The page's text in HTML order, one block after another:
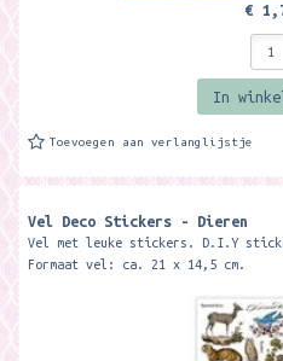
€
In
Toevoegen aan verlanglijstje
Vel Deco Stickers - Dieren
Vel met leuke stickers. D.I.Y
Formaat vel: ca. 21 x 14,5 cm.